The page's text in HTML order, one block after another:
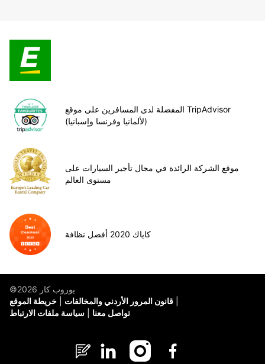
المفضلة لدى المسافرين على موقع TripAdvisor
(لألمانيا وفرنسا وإسبانيا)
موقع الشركة الرائدة في مجال تأجير السيارات على
مستوى العالم
كاياك 2020 أفضل نظافة
©يوروب كار 2026
خريطة الموقع
قانون المرور الأردني والمخالفات
سياسة ملفات الارتباط
تواصل معنا